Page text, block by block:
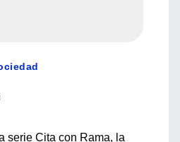
serie Cita con Rama, la